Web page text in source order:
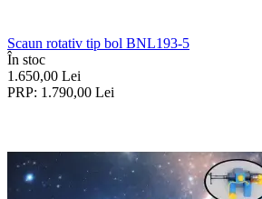
Scaun rotativ tip bol BNL193-5
În stoc
1.650,00 Lei
PRP: 1.790,00 Lei